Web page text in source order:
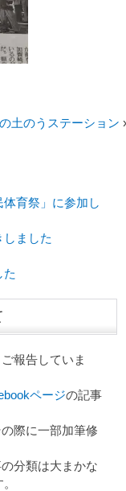
土のうステーション
育祭」に参加し
しました
た
報告していま
ページの記事
際に一部加筆修
分類は大まかな